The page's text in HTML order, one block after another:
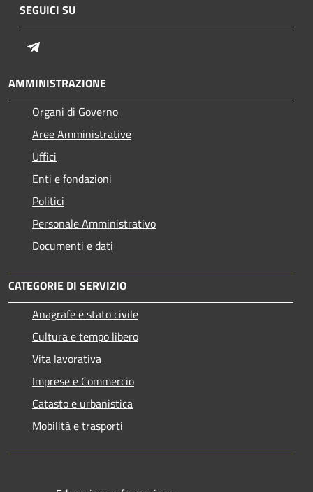
SEGUICI SU
AMMINISTRAZIONE
Organi di Governo
Aree Amministrative
Uffici
Enti e fondazioni
Politici
Personale Amministrativo
Documenti e dati
CATEGORIE DI SERVIZIO
Anagrafe e stato civile
Cultura e tempo libero
Vita lavorativa
Imprese e Commercio
Catasto e urbanistica
Mobilità e trasporti